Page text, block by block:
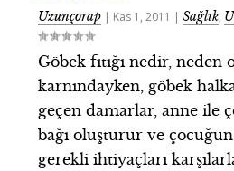
Uzunçorap | Kas 1, 2011 |Sağlık,
Göbek fıtığı nedir, neden
karnındayken, göbek
geçen damarlar, anne ile
bağı oluşturur ve
gerekli ihtiyaçları